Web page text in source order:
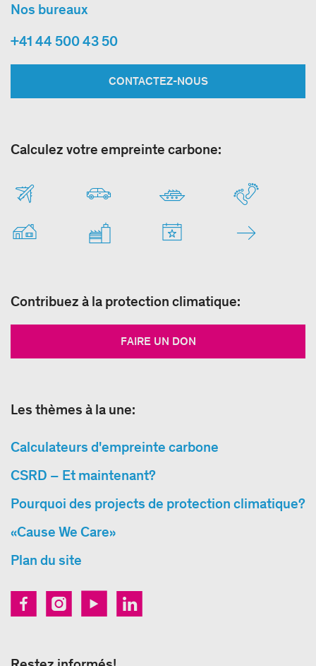
Nos bureaux
+41 44 500 43 50
CONTACTEZ-NOUS
Calculez votre empreinte carbone:
Contribuez à la protection climatique:
FAIRE UN DON
Les thèmes à la une:
Calculateurs d'empreinte carbone
CSRD – Et maintenant?
Pourquoi des projects de protection climatique?
«Cause We Care»
Plan du site